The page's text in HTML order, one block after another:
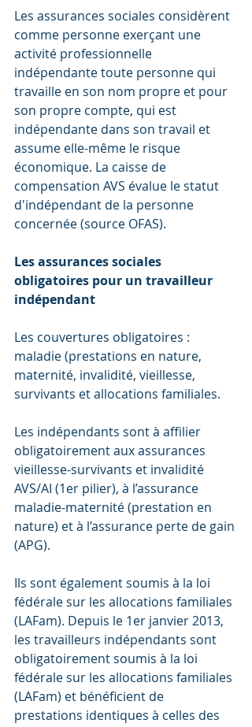
Les assurances sociales considèrent
comme personne exerçant une
activité professionnelle
indépendante toute personne qui
travaille en son nom propre et pour
son propre compte, qui est
indépendante dans son travail et
assume elle-même le risque
économique. La caisse de
compensation AVS évalue le statut
d'indépendant de la personne
concernée (source OFAS).
Les assurances sociales
obligatoires pour un travailleur
indépendant
Les couvertures obligatoires :
maladie (prestations en nature,
maternité, invalidité, vieillesse,
survivants et allocations familiales.
Les indépendants sont à affilier
obligatoirement aux assurances
vieillesse-survivants et invalidité
AVS/AI (1er pilier), à l’assurance
maladie-maternité (prestation en
nature) et à l’assurance perte de gain
(APG).
Ils sont également soumis à la loi
fédérale sur les allocations familiales
(LAFam). Depuis le 1er janvier 2013,
les travailleurs indépendants sont
obligatoirement soumis à la loi
fédérale sur les allocations familiales
(LAFam) et bénéficient de
prestations identiques à celles des